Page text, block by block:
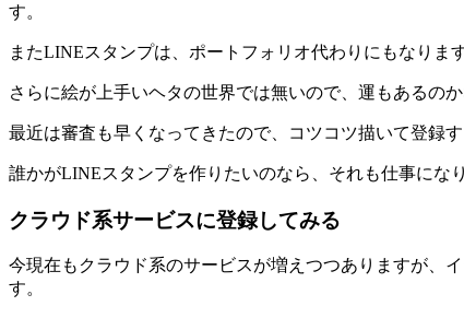
す。
またLINEスタンプは、ポートフォリオ代わりにもなりま
さらに絵が上手いヘタの世界では無いので、運もあるの
最近は審査も早くなってきたので、コツコツ描いて登録
誰かがLINEスタンプを作りたいのなら、それも仕事にな
クラウド系サービスに登録してみる
今現在もクラウド系のサービスが増えつつありますが、
す。